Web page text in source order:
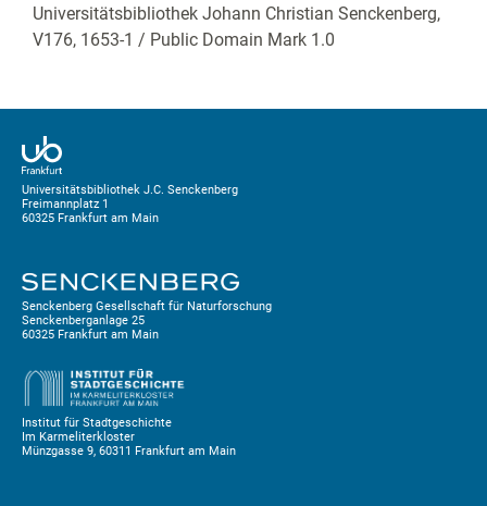
Universitätsbibliothek Johann Christian Senckenberg,
V176, 1653-1 / Public Domain Mark 1.0
Universitätsbibliothek J.C. Senckenberg
Freimannplatz 1
60325 Frankfurt am Main
Senckenberg Gesellschaft für Naturforschung
Senckenberganlage 25
60325 Frankfurt am Main
Institut für Stadtgeschichte
Im Karmeliterkloster
Münzgasse 9, 60311 Frankfurt am Main